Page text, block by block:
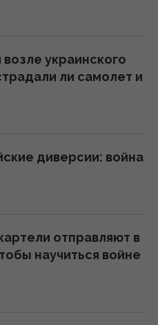
украинского
ли самолет и
диверсии: война
отправляют в
научиться войне